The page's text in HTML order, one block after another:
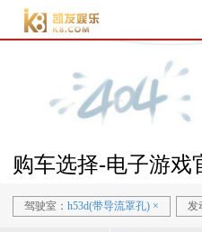
电子游戏官方-电子游
购车选择-电子游戏
驾驶室： h53d(带导流罩孔) × 发